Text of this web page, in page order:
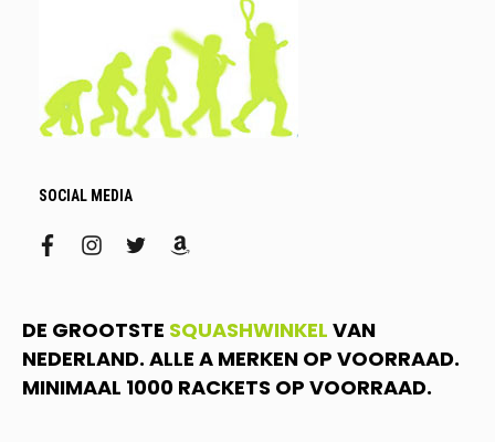
SOCIAL MEDIA
facebookinstagram
twitteramazon
DE GROOTSTE SQUASHWINKEL VAN
NEDERLAND. ALLE A MERKEN OP VOORRAAD.
MINIMAAL 1000 RACKETS OP VOORRAAD.